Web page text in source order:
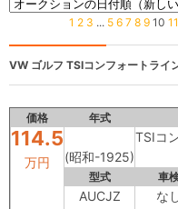
1 2 3 ... 5 6 7 8 9 10 11
VW ゴルフ TSIコンフォートライ
価格 年式
114.5
万円 (昭和-1925)
TSIコ
型式 車
AUCJZ な